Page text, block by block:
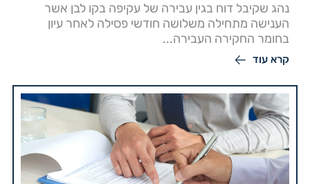
נהג שקיבל דוח בגין עבירה של עקיפה בקו לבן אשר
הענישה מתחילה משלושה חודשי פסילה לאחר עיון
בחומר החקירה העבירה...
קרא עוד